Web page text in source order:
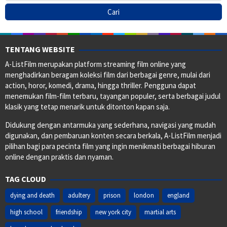
TENTANG WEBSITE
A-ListFilm merupakan platform streaming film online yang
menghadirkan beragam koleksi film dari berbagai genre, mulai dari
action, horor, komedi, drama, hingga thriller. Pengguna dapat
menemukan film-film terbaru, tayangan populer, serta berbagai judul
klasik yang tetap menarik untuk ditonton kapan saja.
Didukung dengan antarmuka yang sederhana, navigasi yang mudah
digunakan, dan pembaruan konten secara berkala, A-ListFilm menjadi
pilihan bagi para pecinta film yang ingin menikmati berbagai hiburan
online dengan praktis dan nyaman.
TAG CLOUD
dying and death adultery prison london
england
high school
friendship new york city
martial arts